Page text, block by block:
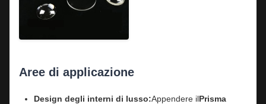
Aree di applicazione
Design degli interni di lusso:Appendere ilPrisma